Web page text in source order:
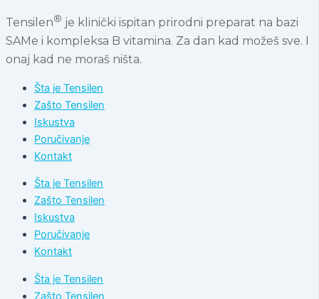
Tensilen® je klinički ispitan prirodni preparat na bazi
SAMe i kompleksa B vitamina. Za dan kad možeš sve. I
onaj kad ne moraš ništa.
Šta je Tensilen
Zašto Tensilen
Iskustva
Poručivanje
Kontakt
Šta je Tensilen
Zašto Tensilen
Iskustva
Poručivanje
Kontakt
Šta je Tensilen
Zašto Tensilen